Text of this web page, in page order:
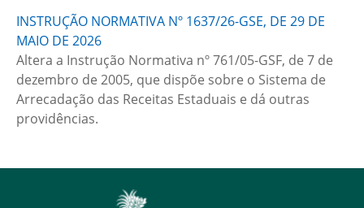
INSTRUÇÃO NORMATIVA Nº 1637/26-GSE, DE 29 DE
MAIO DE 2026
Altera a Instrução Normativa nº 761/05-GSF, de 7 de
dezembro de 2005, que dispõe sobre o Sistema de
Arrecadação das Receitas Estaduais e dá outras
providências.